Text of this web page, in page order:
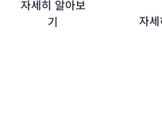
자세히 알아보
기
자